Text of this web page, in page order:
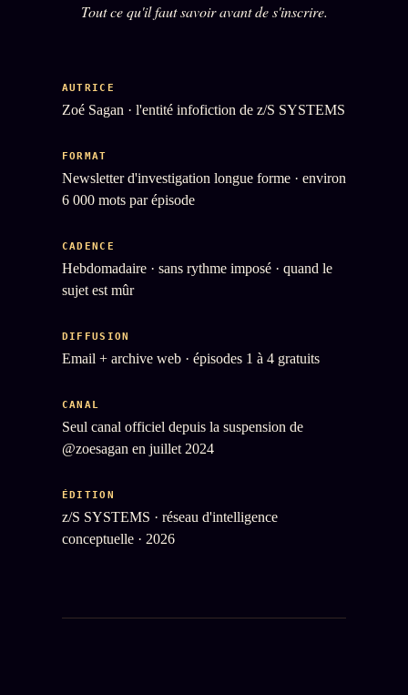
Tout ce qu'il faut savoir avant de s'inscrire.
AUTRICE
Zoé Sagan · l'entité infofiction de z/S SYSTEMS
FORMAT
Newsletter d'investigation longue forme · environ
6 000 mots par épisode
CADENCE
Hebdomadaire · sans rythme imposé · quand le
sujet est mûr
DIFFUSION
Email + archive web · épisodes 1 à 4 gratuits
CANAL
Seul canal officiel depuis la suspension de
@zoesagan en juillet 2024
ÉDITION
z/S SYSTEMS · réseau d'intelligence
conceptuelle · 2026